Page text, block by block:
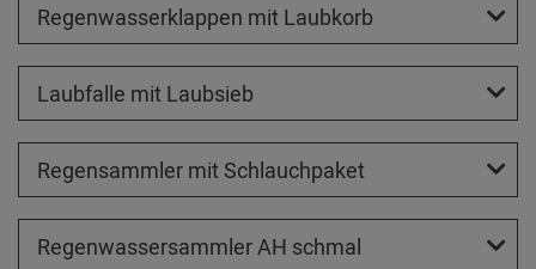
Regenwasserklappen mit Laubkorb
Laubfalle mit Laubsieb
Regensammler mit Schlauchpaket
Regenwassersammler AH schmal